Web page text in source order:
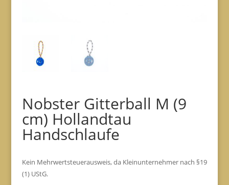
Nobster Gitterball M (9
cm) Hollandtau
Handschlaufe
Kein Mehrwertsteuerausweis, da Kleinunternehmer nach §19
(1) UStG.